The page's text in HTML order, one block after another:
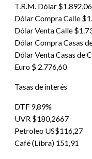
T.R.M. Dólar $1.892,06
Dólar Compra Calle
Dólar Venta Calle
Dólar Compra Casas
Dólar Venta Casas de
Euro $ 2.776,60
Tasas de interés
DTF 9,89%
UVR $180,2667
Petroleo US$116,27
Café (Libra) 151,91